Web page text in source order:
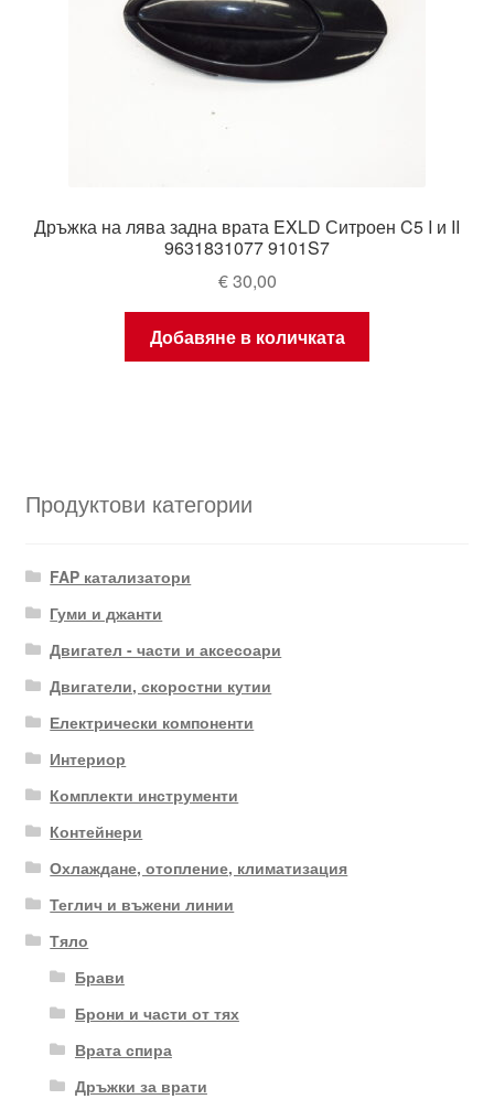
Дръжка на лява задна врата EXLD Ситроен C5 I и II
9631831077 9101S7
€30,00
Добавяне в количката
Продуктови категории
FAP катализатори
Гуми и джанти
Двигател - части и аксесоари
Двигатели, скоростни кутии
Електрически компоненти
Интериор
Комплекти инструменти
Контейнери
Охлаждане, отопление, климатизация
Теглич и въжени линии
Тяло
Брави
Брони и части от тях
Врата спира
Дръжки за врати